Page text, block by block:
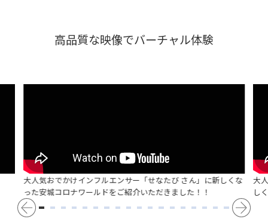
高品質な映像でバーチャル体験
大人気おでかけインフルエンサー「せなたび さん」に新しくな
った安城コロナワールドをご紹介いただきました！！
大
し